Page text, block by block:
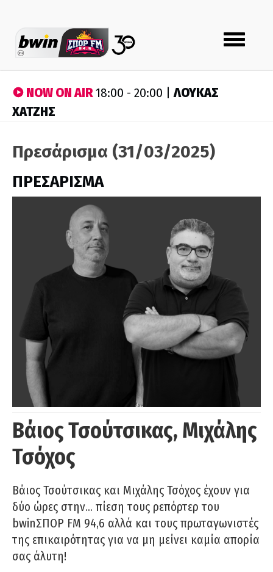
Toggle
navigation
NOW ON AIR18:00 - 20:00 |ΛΟΥΚΑΣ
ΧΑΤΖΗΣ
Πρεσάρισμα (31/03/2025)
ΠΡΕΣΑΡΙΣΜΑ
Βάιος Τσούτσικας, Μιχάλης
Τσόχος
Βάιος Τσούτσικας και Μιχάλης Τσόχος έχουν για
δύο ώρες στην… πίεση τους ρεπόρτερ του
bwinΣΠΟΡ FM 94,6 αλλά και τους πρωταγωνιστές
της επικαιρότητας για να μη μείνει καμία απορία
σας άλυτη!